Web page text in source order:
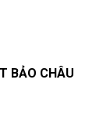
BẢO CHÂU